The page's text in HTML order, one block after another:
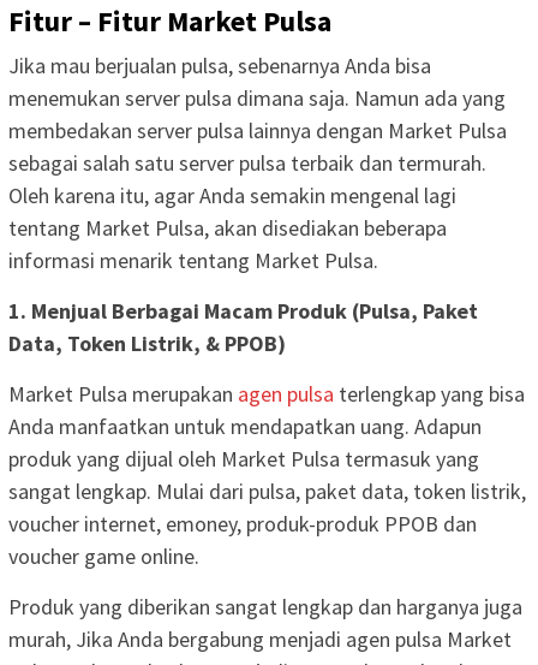
Fitur – Fitur Market Pulsa
Jika mau berjualan pulsa, sebenarnya Anda bisa
menemukan server pulsa dimana saja. Namun ada yang
membedakan server pulsa lainnya dengan Market Pulsa
sebagai salah satu server pulsa terbaik dan termurah.
Oleh karena itu, agar Anda semakin mengenal lagi
tentang Market Pulsa, akan disediakan beberapa
informasi menarik tentang Market Pulsa.
1. Menjual Berbagai Macam Produk (Pulsa, Paket
Data, Token Listrik, & PPOB)
Market Pulsa merupakan agen pulsa terlengkap yang bisa
Anda manfaatkan untuk mendapatkan uang. Adapun
produk yang dijual oleh Market Pulsa termasuk yang
sangat lengkap. Mulai dari pulsa, paket data, token listrik,
voucher internet, emoney, produk-produk PPOB dan
voucher game online.
Produk yang diberikan sangat lengkap dan harganya juga
murah, Jika Anda bergabung menjadi agen pulsa Market